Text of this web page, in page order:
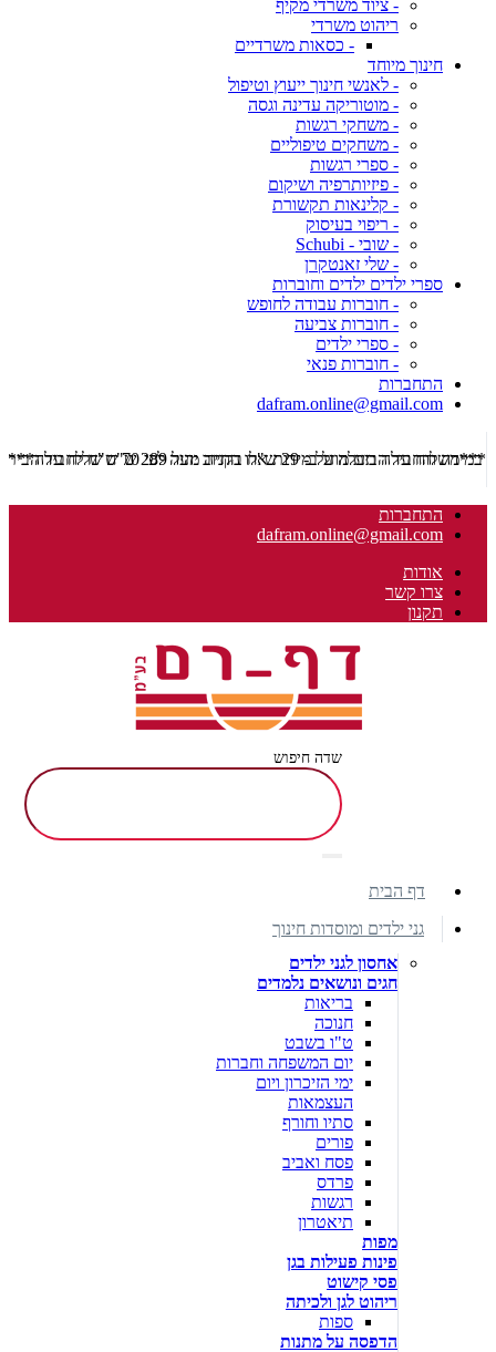
- ציוד משרדי מקיף
ריהוט משרדי
- כסאות משרדיים
חינוך מיוחד
- לאנשי חינוך ייעוץ וטיפול
- מוטוריקה עדינה וגסה
- משחקי רגשות
- משחקים טיפוליים
- ספרי רגשות
- פיזיותרפיה ושיקום
- קלינאות תקשורת
- ריפוי בעיסוק
- שובי - Schubi
- שלי זאנטקרן
ספרי ילדים ילדים וחוברות
- חוברות עבודה לחופש
- חוברות צביעה
- ספרי ילדים
- חוברות פנאי
התחברות
dafram.online@gmail.com
***משלוח עד הבית מוזל ב- 29 ש"ח בקניה מעל 289 ש"ח שליח עד הבית ***
התחברות
dafram.online@gmail.com
אודות
צרו קשר
תקנון
שדה חיפוש
דף הבית
גני ילדים ומוסדות חינוך
אחסון לגני ילדים
חגים ונושאים נלמדים
בריאות
חנוכה
ט"ו בשבט
יום המשפחה וחברות
ימי הזיכרון ויום
העצמאות
סתיו וחורף
פורים
פסח ואביב
פרדס
רגשות
תיאטרון
מפות
פינות פעילות בגן
פסי קישוט
ריהוט לגן ולכיתה
ספות
הדפסה על מתנות